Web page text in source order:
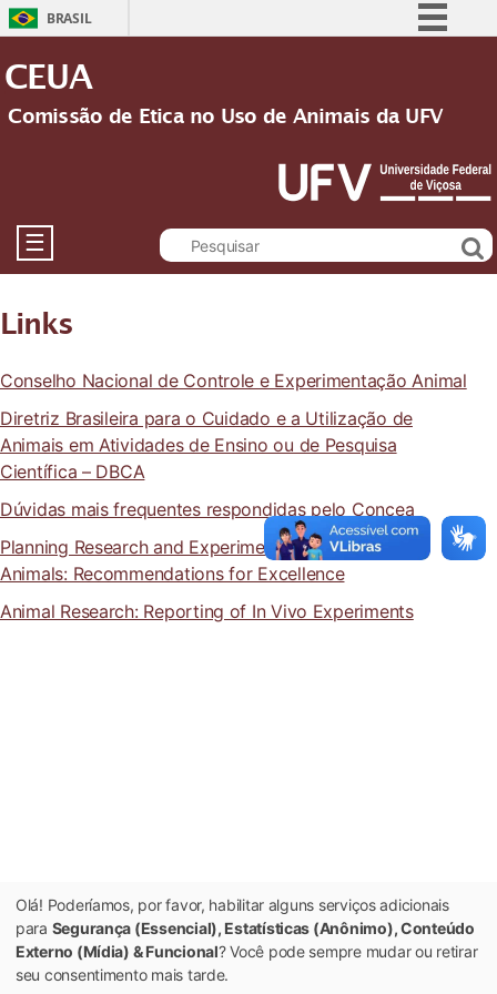
BRASIL
Participe
Acesso à informação
Legislação
Canais
CEUA
Comissão de Etica no Uso de Animais da UFV
☰
Links
Conselho Nacional de Controle e Experimentação Animal
Diretriz Brasileira para o Cuidado e a Utilização de
Animais em Atividades de Ensino ou de Pesquisa
Científica – DBCA
Dúvidas mais frequentes respondidas pelo Concea
Planning Research and Experimental Procedures on
Animals: Recommendations for Excellence
Animal Research: Reporting of In Vivo Experiments
Olá! Poderíamos, por favor, habilitar alguns serviços adicionais
para Segurança (Essencial), Estatísticas (Anônimo), Conteúdo
Externo (Mídia) & Funcional? Você pode sempre mudar ou retirar
seu consentimento mais tarde.